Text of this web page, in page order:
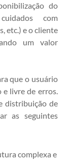
do
com
etc.) e o cliente
um valor
que o usuário
livre de erros.
distribuição de
as seguintes
complexa e